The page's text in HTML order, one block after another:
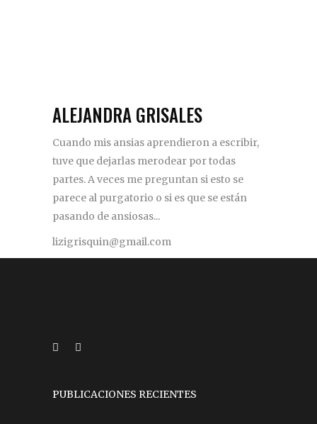
ALEJANDRA GRISALES
Cuando mis ansias aprendieron a escribir,
tuve que dejarlas merodear por todas
partes. A veces me preguntan si esto se
parece al purgatorio o si es que se están
pasando de ansiosas...
lizigrisquin@gmail.com
PUBLICACIONES RECIENTES